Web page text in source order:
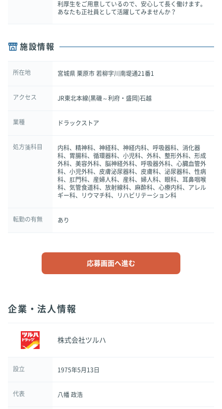
利厚生をご用意しているので、安心して長く働けます。
あなたも正社員として活躍してみませんか？
施設情報
所在地 宮城県 栗原市 若柳字川南堤通21番1
アクセス JR東北本線(黒磯～利府・盛岡)石越
業種 ドラックストア
処方箋科目
内科、精神科、神経科、神経内科、呼吸器科、消化器
科、胃腸科、循環器科、小児科、外科、整形外科、形成
外科、美容外科、脳神経外科、呼吸器外科、心臓血管外
科、小児外科、皮膚泌尿器科、皮膚科、泌尿器科、性病
科、肛門科、産婦人科、産科、婦人科、眼科、耳鼻咽喉
科、気管食道科、放射線科、麻酔科、心療内科、アレル
ギー科、リウマチ科、リハビリテーション科
転勤の有無 あり
応募画面へ進む
企業・法人情報
株式会社ツルハ
設立 1975年5月13日
代表 八幡 政浩